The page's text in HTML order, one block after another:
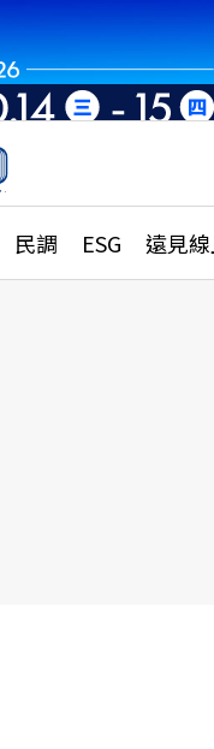
重組・洞見
民調 ESG 遠見
職涯攻略
調查全解析